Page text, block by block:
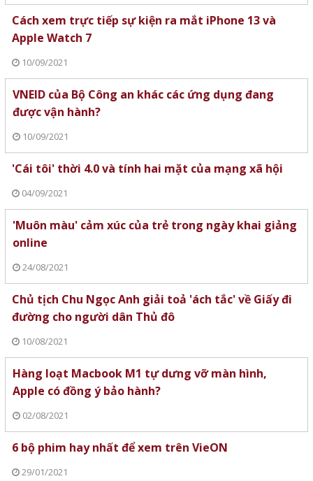
Cách xem trực tiếp sự kiện ra mắt iPhone 13 và
Apple Watch 7
10/09/2021
VNEID của Bộ Công an khác các ứng dụng đang
được vận hành?
10/09/2021
'Cái tôi' thời 4.0 và tính hai mặt của mạng xã hội
04/09/2021
'Muôn màu' cảm xúc của trẻ trong ngày khai giảng
online
24/08/2021
Chủ tịch Chu Ngọc Anh giải toả 'ách tắc' về Giấy đi
đường cho người dân Thủ đô
10/08/2021
Hàng loạt Macbook M1 tự dưng vỡ màn hình,
Apple có đồng ý bảo hành?
02/08/2021
6 bộ phim hay nhất để xem trên VieON
29/01/2021